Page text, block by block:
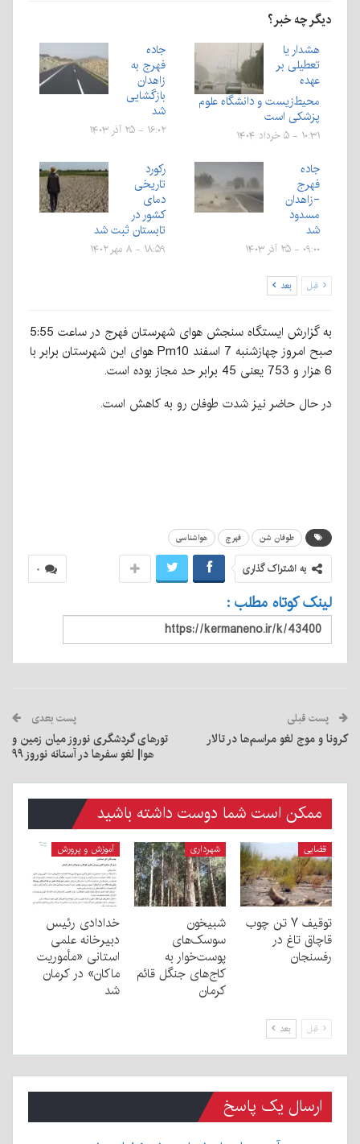
دیگر چه خبر؟
هشدار یا
تعطیلی بر
عهده
محیط‌زیست و دانشگاه علوم
پزشکی‌ است
۱۰:۳۱ - ۵ خرداد ۱۴۰۴
جاده
فهرج به
زاهدان
بازگشایی
شد
۱۶:۰۲ - ۲۵ آذر ۱۴۰۳
جاده
فهرج
-زاهدان
مسدود
شد
۰۹:۰۰ - ۲۵ آذر ۱۴۰۳
رکورد
تاریخی
دمای
کشور در
تابستان ثبت شد
۱۸:۵۹ - ۸ مهر ۱۴۰۲
قبل بعد
به گزارش ایستگاه سنجش هوای شهرستان فهرج در ساعت 5:55
صبح امروز چهازشنبه 7 اسفند Pm10 هوای این شهرستان برابر با
6 هزار و 753 یعنی 45 برابر حد مجاز بوده است.
در حال حاضر نیز شدت طوفان رو به کاهش است.
طوفان شن فهرج هواشناسی
۰ به اشتراک گذاری
لینک کوتاه مطلب :
پست قبلی
کرونا و موج لغو مراسم‌ها در تالار
پست بعدی
تورهای گردشگری نوروز میان زمین و
هوا| لغو سفرها در آستانه نوروز ۹۹
ممکن است شما دوست داشته باشید
قضایی
توقیف ۷ تن چوب
قاچاق تاغ در
رفسنجان
شهرداری
شبیخون
سوسک‌های
پوست‌خوار به
کاج‌های جنگل قائم
کرمان
آموزش و پرورش
خدادادی رئیس
دبیرخانه علمی
استانی «مأموریت
ماکان» در کرمان
شد
قبل بعد
ارسال یک پاسخ